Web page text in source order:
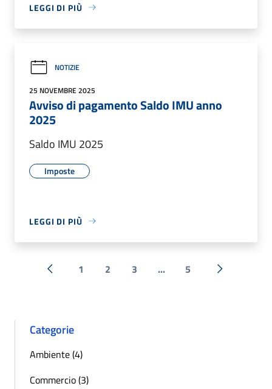
LEGGI DI PIÙ
NOTIZIE
25 NOVEMBRE 2025
Avviso di pagamento Saldo IMU anno
2025
Saldo IMU 2025
Imposte
LEGGI DI PIÙ
« Precedente
1 2 3 ... 5 Successiva
Categorie
Ambiente (4)
Commercio (3)